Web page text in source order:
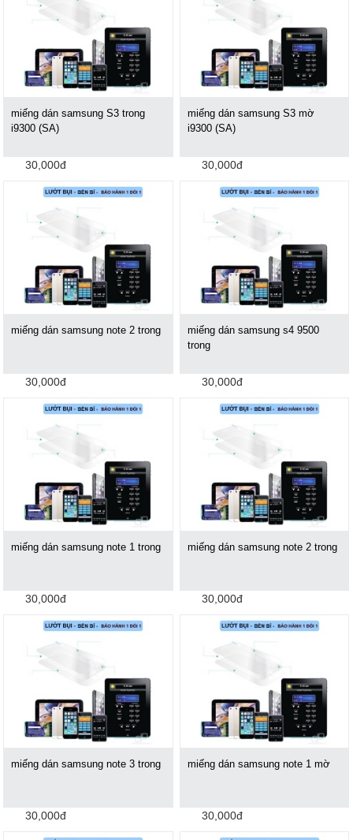
miếng dán samsung S3 trong
i9300 (SA)
30,000đ
miếng dán samsung S3 mờ
i9300 (SA)
30,000đ
miếng dán samsung note 2 trong
30,000đ
miếng dán samsung s4 9500
trong
30,000đ
miếng dán samsung note 1 trong
30,000đ
miếng dán samsung note 2 trong
30,000đ
miếng dán samsung note 3 trong
30,000đ
miếng dán samsung note 1 mờ
30,000đ